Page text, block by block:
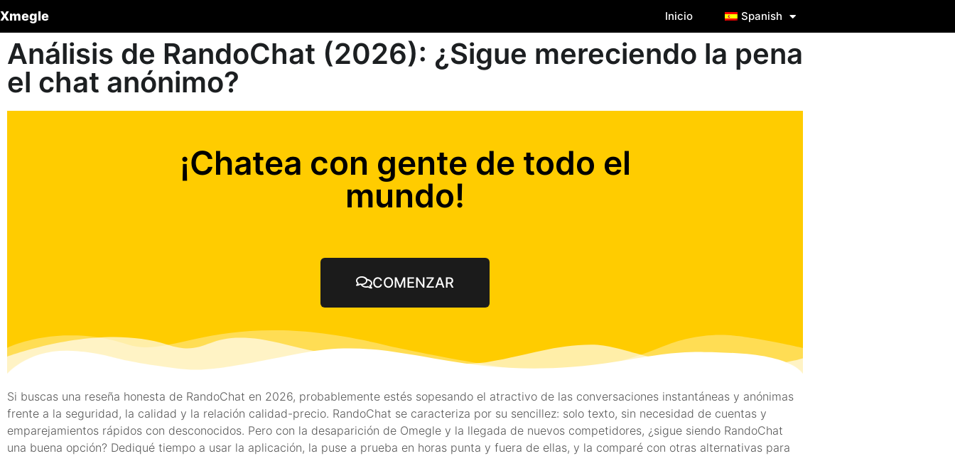
Xmegle Inicio Spanish
Análisis de RandoChat (2026): ¿Sigue mereciendo la pena
el chat anónimo?
¡Chatea con gente de todo el
mundo!
COMENZAR
Si buscas una reseña honesta de RandoChat en 2026, probablemente estés sopesando el atractivo de las conversaciones instantáneas y anónimas
frente a la seguridad, la calidad y la relación calidad-precio. RandoChat se caracteriza por su sencillez: solo texto, sin necesidad de cuentas y
emparejamientos rápidos con desconocidos. Pero con la desaparición de Omegle y la llegada de nuevos competidores, ¿sigue siendo RandoChat
una buena opción? Dediqué tiempo a usar la aplicación, la puse a prueba en horas punta y fuera de ellas, y la comparé con otras alternativas para